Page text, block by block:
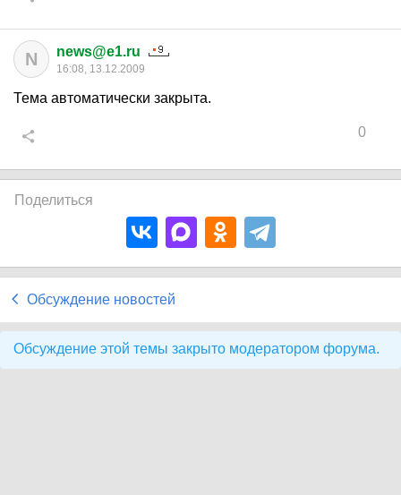
N news@e1.ru
16:08, 13.12.2009
Тема автоматически закрыта.
0
Поделиться
Обсуждение новостей
Обсуждение этой темы закрыто модератором форума.